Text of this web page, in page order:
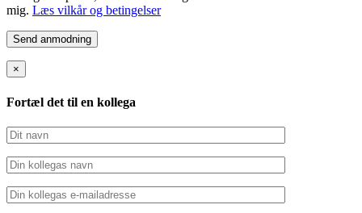
mig. Læs vilkår og betingelser
×
Fortæl det til en kollega